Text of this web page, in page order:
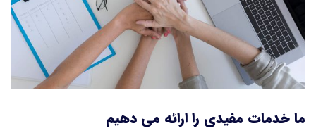
ما خدمات مفیدی را ارائه می دهیم